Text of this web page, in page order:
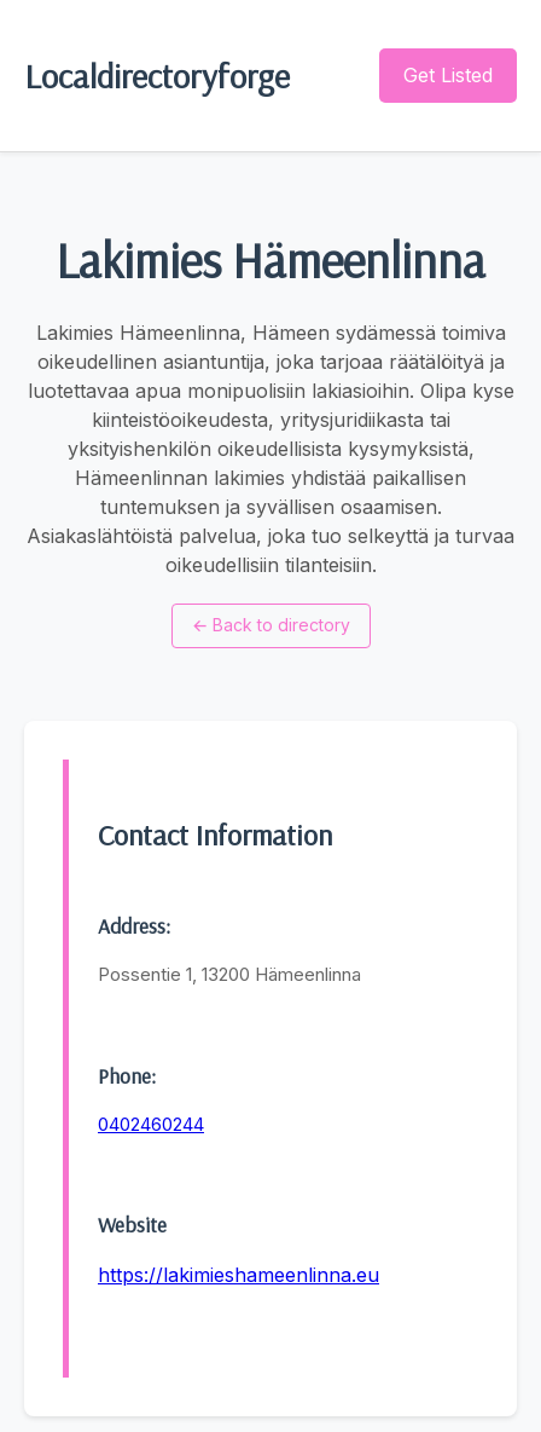
Localdirectoryforge Get Listed
Lakimies Hämeenlinna
Lakimies Hämeenlinna, Hämeen sydämessä toimiva
oikeudellinen asiantuntija, joka tarjoaa räätälöityä ja
luotettavaa apua monipuolisiin lakiasioihin. Olipa kyse
kiinteistöoikeudesta, yritysjuridiikasta tai
yksityishenkilön oikeudellisista kysymyksistä,
Hämeenlinnan lakimies yhdistää paikallisen
tuntemuksen ja syvällisen osaamisen.
Asiakaslähtöistä palvelua, joka tuo selkeyttä ja turvaa
oikeudellisiin tilanteisiin.
← Back to directory
Contact Information
Address:
Possentie 1, 13200 Hämeenlinna
Phone:
0402460244
Website
https://lakimieshameenlinna.eu